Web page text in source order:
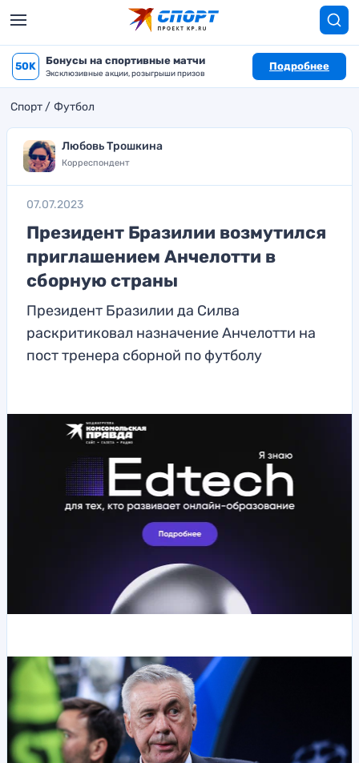
50K Бонусы на спортивные матчи
Эксклюзивные акции, розыгрыши призов
Подробнее
Спорт Футбол
Любовь Трошкина
Корреспондент
07.07.2023
Президент Бразилии возмутился
приглашением Анчелотти в
сборную страны
Президент Бразилии да Силва
раскритиковал назначение Анчелотти на
пост тренера сборной по футболу